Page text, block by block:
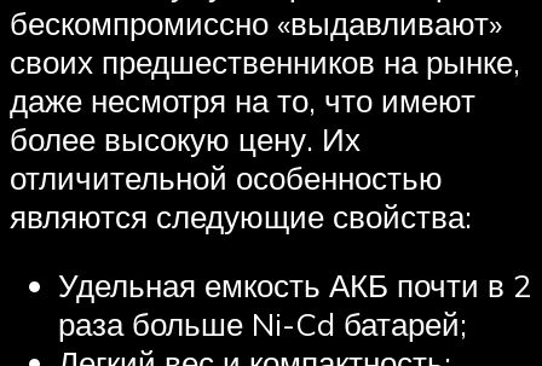
бескомпромиссно «выдавливают»
своих предшественников на рынке,
даже несмотря на то, что имеют
более высокую цену. Их
отличительной особенностью
являются следующие свойства:
Удельная емкость АКБ почти в 2
раза больше Ni-Cd батарей;